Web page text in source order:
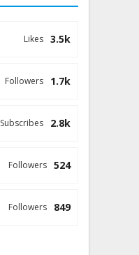
3.5k
Likes
1.7k
Followers
2.8k
Subscribes
524
Followers
849
Followers